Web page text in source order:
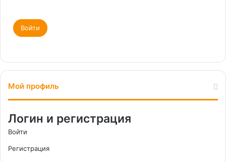
Войти
Мой профиль
Логин и регистрация
Войти
Регистрация